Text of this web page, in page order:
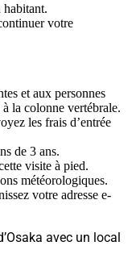
habitant.
votre
et aux personnes
la colonne vertébrale.
les frais d’entrée
de 3 ans.
visite à pied.
météorologiques.
votre adresse e-
avec un local